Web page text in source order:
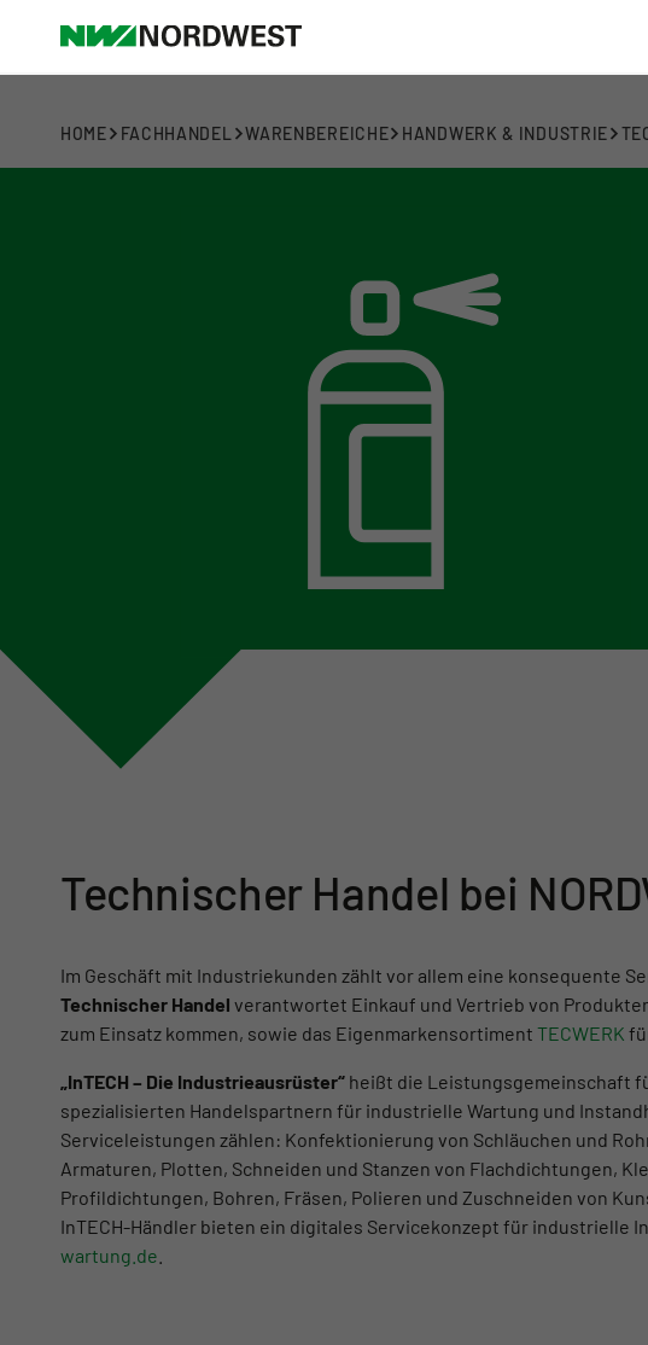
HOME FACHHANDEL WARENBEREICHE HANDWERK & INDUSTRIE
Technischer Handel bei
Im Geschäft mit Industriekunden zählt vor allem eine konsequente
Technischer Handel verantwortet Einkauf und Vertrieb von
zum Einsatz kommen, sowie das Eigenmarkensortiment TECWERK
„InTECH – Die Industrieausrüster“ heißt die Leistungsgemeinschaft
spezialisierten Handelspartnern für industrielle Wartung und
Serviceleistungen zählen: Konfektionierung von Schläuchen und
Armaturen, Plotten, Schneiden und Stanzen von Flachdichtungen,
Profildichtungen, Bohren, Fräsen, Polieren und Zuschneiden von
InTECH-Händler bieten ein digitales Servicekonzept für industrielle
wartung.de